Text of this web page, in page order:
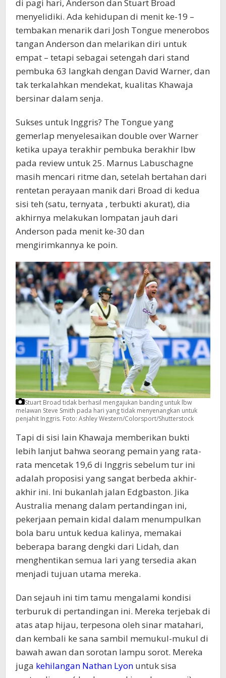
di pagi hari, Anderson dan Stuart Broad
menyelidiki. Ada kehidupan di menit ke-19 –
tembakan menarik dari Josh Tongue menerobos
tangan Anderson dan melarikan diri untuk
empat – tetapi sebagai setengah dari stand
pembuka 63 langkah dengan David Warner, dan
tak terkalahkan mendekat, kualitas Khawaja
bersinar dalam senja.
Sukses untuk Inggris? The Tongue yang
gemerlap menyelesaikan double over Warner
ketika upaya terakhir pembuka berakhir lbw
pada review untuk 25. Marnus Labuschagne
masih mencari ritme dan, setelah bertahan dari
rentetan perayaan manik dari Broad di kedua
sisi teh (satu, ternyata , terbukti akurat), dia
akhirnya melakukan lompatan jauh dari
Anderson pada menit ke-30 dan
mengirimkannya ke poin.
Stuart Broad tidak berhasil mengajukan banding untuk lbw
melawan Steve Smith pada hari yang tidak menyenangkan untuk
penjahit Inggris. Foto: Ashley Western/Colorsport/Shutterstock
Tapi di sisi lain Khawaja memberikan bukti
lebih lanjut bahwa seorang pemain yang rata-
rata mencetak 19,6 di Inggris sebelum tur ini
adalah proposisi yang sangat berbeda akhir-
akhir ini. Ini bukanlah jalan Edgbaston. Jika
Australia menang dalam pertandingan ini,
pekerjaan pemain kidal dalam menumpulkan
bola baru untuk kedua kalinya, memakai
beberapa barang dengki dari Lidah, dan
menghentikan semua lari yang tersedia akan
menjadi tujuan utama mereka.
Dan sejauh ini tim tamu mengalami kondisi
terburuk di pertandingan ini. Mereka terjebak di
atas atap hijau, terpesona oleh sinar matahari,
dan kembali ke sana sambil memukul-mukul di
bawah awan dan sorotan lampu sorot. Mereka
juga kehilangan Nathan Lyon untuk sisa